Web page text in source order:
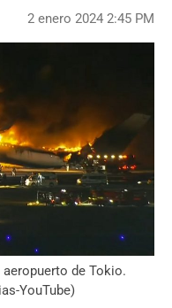
2 enero 2024 2:45 PM
de Tokio.
YouTube)